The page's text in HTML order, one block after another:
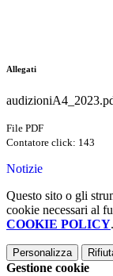
Allegati
File PDF
Contatore click: 143
Notizie
Questo sito o gli
cookie necessari al
COOKIE POLICY.
Personalizza
Gestione cookie